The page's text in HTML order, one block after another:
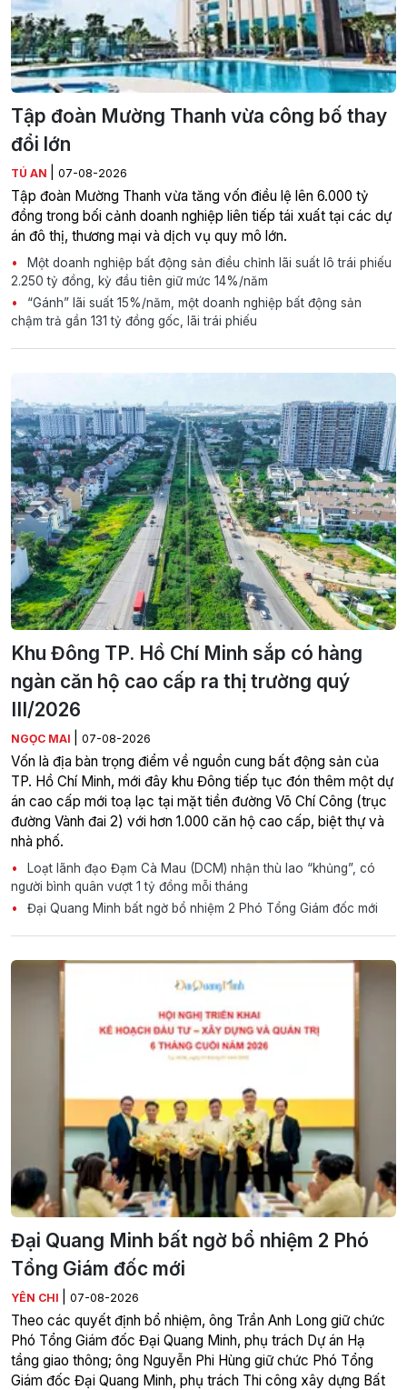
Tập đoàn Mường Thanh vừa công bố thay
đổi lớn
TÚ AN 07-08-2026
Tập đoàn Mường Thanh vừa tăng vốn điều lệ lên 6.000 tỷ
đồng trong bối cảnh doanh nghiệp liên tiếp tái xuất tại các dự
án đô thị, thương mại và dịch vụ quy mô lớn.
Một doanh nghiệp bất động sản điều chỉnh lãi suất lô trái phiếu
2.250 tỷ đồng, kỳ đầu tiên giữ mức 14%/năm
“Gánh” lãi suất 15%/năm, một doanh nghiệp bất động sản
chậm trả gần 131 tỷ đồng gốc, lãi trái phiếu
Khu Đông TP. Hồ Chí Minh sắp có hàng
ngàn căn hộ cao cấp ra thị trường quý
III/2026
NGỌC MAI 07-08-2026
Vốn là địa bàn trọng điểm về nguồn cung bất động sản của
TP. Hồ Chí Minh, mới đây khu Đông tiếp tục đón thêm một dự
án cao cấp mới toạ lạc tại mặt tiền đường Võ Chí Công (trục
đường Vành đai 2) với hơn 1.000 căn hộ cao cấp, biệt thự và
nhà phố.
Loạt lãnh đạo Đạm Cà Mau (DCM) nhận thù lao “khủng”, có
người bình quân vượt 1 tỷ đồng mỗi tháng
Đại Quang Minh bất ngờ bổ nhiệm 2 Phó Tổng Giám đốc mới
Đại Quang Minh bất ngờ bổ nhiệm 2 Phó
Tổng Giám đốc mới
YÊN CHI 07-08-2026
Theo các quyết định bổ nhiệm, ông Trần Anh Long giữ chức
Phó Tổng Giám đốc Đại Quang Minh, phụ trách Dự án Hạ
tầng giao thông; ông Nguyễn Phi Hùng giữ chức Phó Tổng
Giám đốc Đại Quang Minh, phụ trách Thi công xây dựng Bất